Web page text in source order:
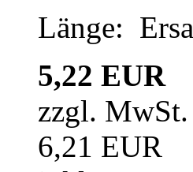
Länge:
5,22 EUR
zzgl. MwSt.
6,21 EUR